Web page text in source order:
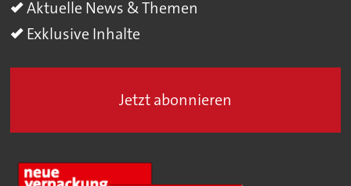
Aktuelle News & Themen
Exklusive Inhalte
Jetzt abonnieren